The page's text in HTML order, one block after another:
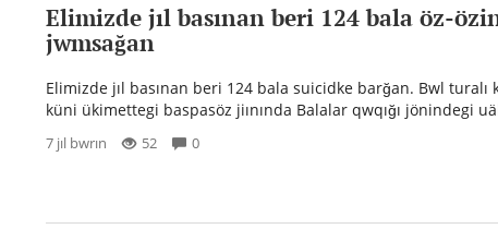
Elimizde jıl basınan beri 124 bala öz-
jwmsağan
Elimizde jıl basınan beri 124 bala suicidke barğan. Bwl turalı
küni ükimettegi baspasöz jiınında Balalar qwqığı jönindegi
7 jıl bwrın 52 0